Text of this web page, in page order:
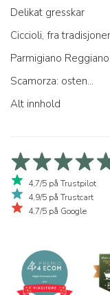
Delikat gresskar
Ciccioli, fra
Parmigiano
Scamorza: osten...
Alt innhold
4,7/5 på Trustpilot
4,9/5 på Trustcart
4,7/5 på Google